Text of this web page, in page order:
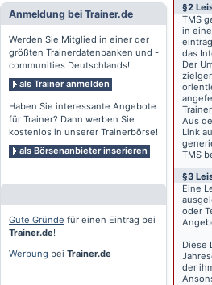
Anmeldung bei Trainer.de
Werden Sie Mitglied in einer der
größten Trainerdatenbanken und -
communities Deutschlands!
als Trainer anmelden
Haben Sie interessante Angebote
für Trainer? Dann werben Sie
kostenlos in unserer Trainerbörse!
als Börsenanbieter inserieren
Gute Gründe für einen Eintrag bei
Trainer.de!
Werbung bei Trainer.de
§2
TMS
in
das
Der
Aus
Link
TMS
§3
Eine
oder
Diese
der